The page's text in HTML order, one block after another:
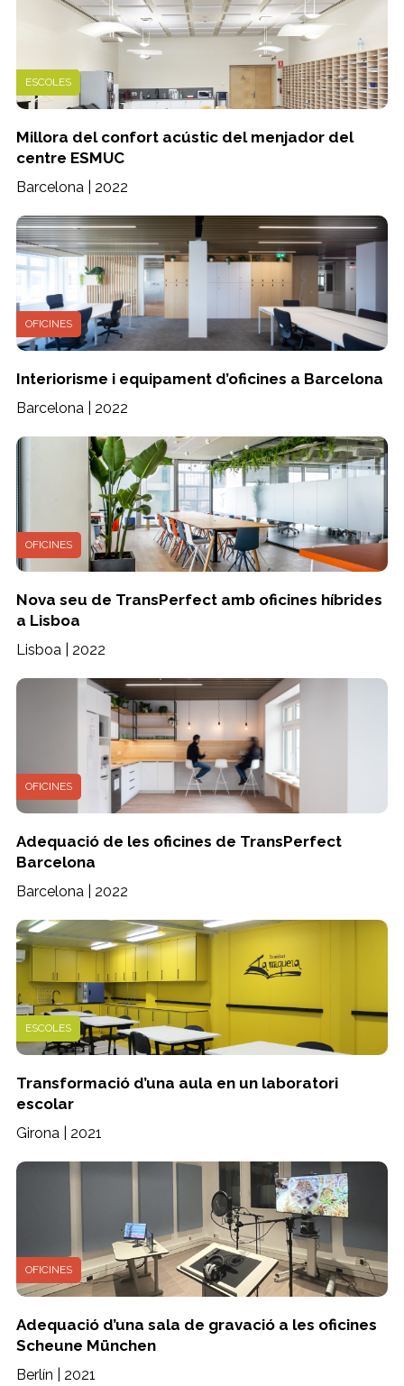
ESCOLES
Millora del confort acústic del menjador del
centre ESMUC
Barcelona | 2022
OFICINES
Interiorisme i equipament d’oficines a Barcelona
Barcelona | 2022
OFICINES
Nova seu de TransPerfect amb oficines híbrides
a Lisboa
Lisboa | 2022
OFICINES
Adequació de les oficines de TransPerfect
Barcelona
Barcelona | 2022
ESCOLES
Transformació d’una aula en un laboratori
escolar
Girona | 2021
OFICINES
Adequació d’una sala de gravació a les oficines
Scheune München
Berlín | 2021